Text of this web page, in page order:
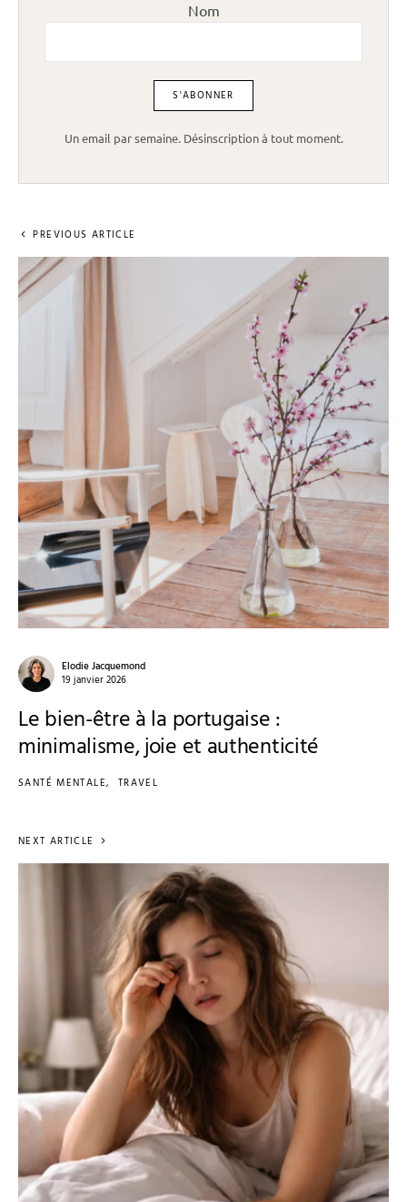
Nom
Un email par semaine. Désinscription à tout moment.
PREVIOUS ARTICLE
Elodie Jacquemond
19 janvier 2026
Le bien-être à la portugaise :
minimalisme, joie et authenticité
SANTÉ MENTALE TRAVEL
NEXT ARTICLE